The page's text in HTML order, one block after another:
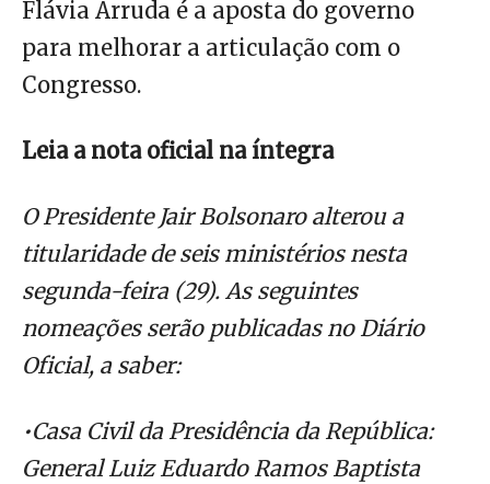
Flávia Arruda é a aposta do governo
para melhorar a articulação com o
Congresso.
Leia a nota oficial na íntegra
O Presidente Jair Bolsonaro alterou a
titularidade de seis ministérios nesta
segunda-feira (29). As seguintes
nomeações serão publicadas no Diário
Oficial, a saber:
•Casa Civil da Presidência da República:
General Luiz Eduardo Ramos Baptista